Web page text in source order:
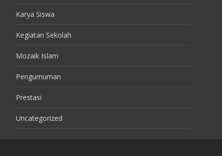
Karya Siswa
Kegiatan Sekolah
Mozaik Islam
Pengumuman
Prestasi
Uncategorized